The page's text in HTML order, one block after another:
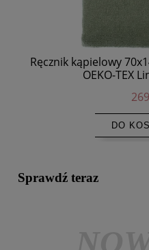
Ręcznik kąpielowy
OEKO-TEX
DO
Sprawdź teraz